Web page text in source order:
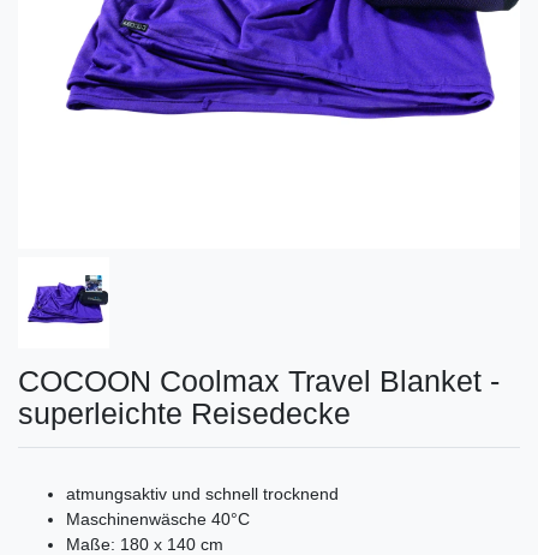
COCOON Coolmax Travel Blanket -
superleichte Reisedecke
atmungsaktiv und schnell trocknend
Maschinenwäsche 40°C
Maße: 180 x 140 cm